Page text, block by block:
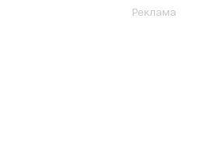
Реклама